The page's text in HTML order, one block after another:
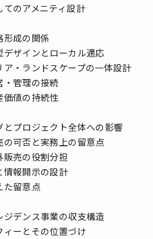
のアメニティ設計
成の関係
ザインとローカル適応
・ランドスケープの一体設計
管理の接続
値の持続性
プロジェクト全体への影響
可否と実務上の留意点
売の役割分担
報開示の設計
留意点
デンス事業の収支構造
ーとその位置づけ